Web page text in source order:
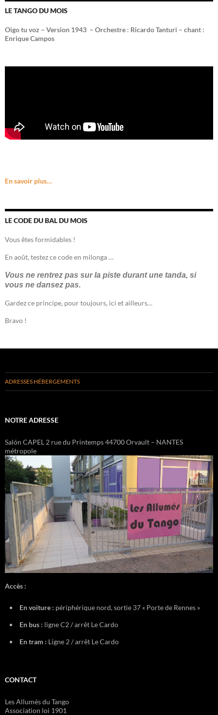
LE TANGO DU MOIS
Oigo tu voz – Version 1943 – Orchestre : Ricardo Tanturi – chant :
Enrique Campos
En savoir plus…
LE CODE DU BAL DU MOIS
Vous êtes formidables !
En août, testez ce code en milonga …
Vous ne rentrez pas sur la piste durant une tanda, si
vous ne dansez pas.
Gardez ce principe, pour toujours, ici et ailleurs…
Bravo !
ADRESSES HÉBERGEMENTS
NOTRE ADRESSE
Salón CAPEL 2 rue du Printemps 44700 Orvault – NANTES
métropole
Accès :
En voiture : périphérique nord, sortie 37 « Porte de Rennes »
En bus : ligne C2 / arrêt Le Cardo
En tram : Ligne 2 / arrêt Le Cardo
CONTACT
Les Allumés du Tango
Association loi 1901